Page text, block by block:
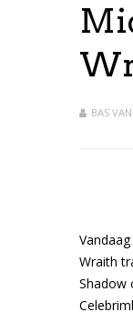
BAS
Wraith
Shadow